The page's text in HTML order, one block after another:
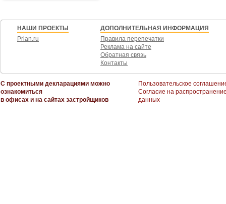
НАШИ ПРОЕКТЫ
Prian.ru
ДОПОЛНИТЕЛЬНАЯ ИНФОРМАЦИЯ
Правила перепечатки
Реклама на сайте
Обратная связь
Контакты
С проектными декларациями можно
ознакомиться
в офисах и на сайтах застройщиков
Пользовательское
Согласие на
данных